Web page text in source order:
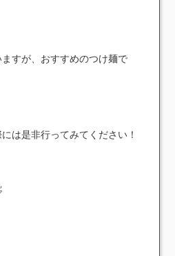
すが、おすすめのつけ麺で
は是非行ってみてください！